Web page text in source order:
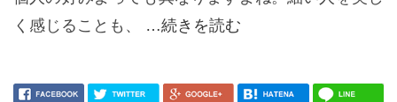
く感じることも、 …続きを読む